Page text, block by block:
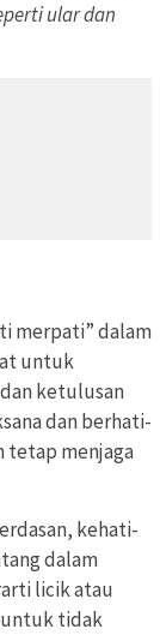
ular dan
merpati” dalam
untuk
ketulusan
dan berhati-
tetap menjaga
kehati-
dalam
licik atau
untuk tidak